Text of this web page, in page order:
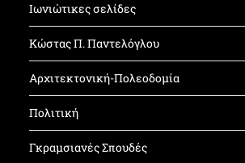
Ιωνιώτικες σελίδες
Κώστας Π. Παντελόγλου
Αρχιτεκτονική-Πολεοδομία
Πολιτική
Γκραμσιανές Σπουδές